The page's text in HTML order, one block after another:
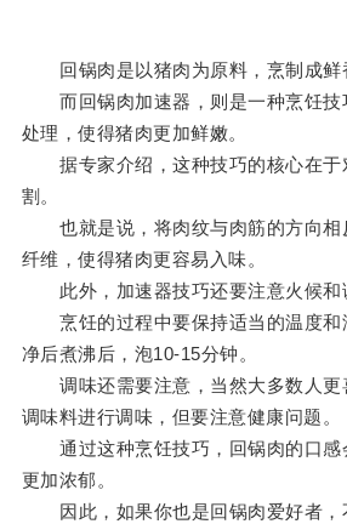
回锅肉是以猪肉为原料，烹制成鲜
而回锅肉加速器，则是一种烹饪技
处理，使得猪肉更加鲜嫩。
据专家介绍，这种技巧的核心在于
割。
也就是说，将肉纹与肉筋的方向相
纤维，使得猪肉更容易入味。
此外，加速器技巧还要注意火候和
烹饪的过程中要保持适当的温度和
净后煮沸后，泡10-15分钟。
调味还需要注意，当然大多数人更
调味料进行调味，但要注意健康问题。
通过这种烹饪技巧，回锅肉的口感
更加浓郁。
因此，如果你也是回锅肉爱好者，